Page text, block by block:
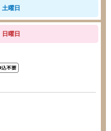
土曜日
日曜日